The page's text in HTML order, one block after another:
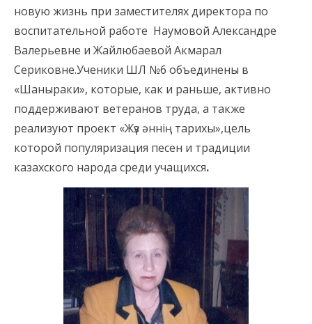
новую жизнь при заместителях директора по
воспитательной работе Наумовой Александре
Валерьевне и Жайлюбаевой Акмарал
Сериковне.Ученики ШЛ №6 объединены в
«Шаныраки», которые, как и раньше, активно
поддерживают ветеранов труда, а также
реализуют проект «Жүз әннің тарихы»,цель
которой популяризация песен и традиции
казахского народа среди учащихся.